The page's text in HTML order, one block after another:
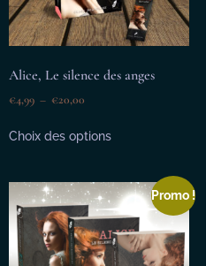
Alice, Le silence des anges
€4,99 – €20,00
Choix des options
Promo !